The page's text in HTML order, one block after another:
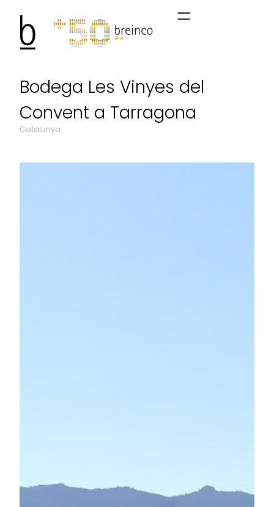
Bodega Les Vinyes del
Convent a Tarragona
Catalunya